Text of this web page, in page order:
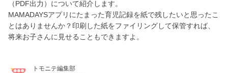
（PDF出力）について紹介します。
MAMADAYSアプリにたまった育児記録を紙で残したいと思ったこ
とはありませんか？印刷した紙をファイリングして保管すれば、
将来お子さんに見せることもできますよ。
トモニテ編集部